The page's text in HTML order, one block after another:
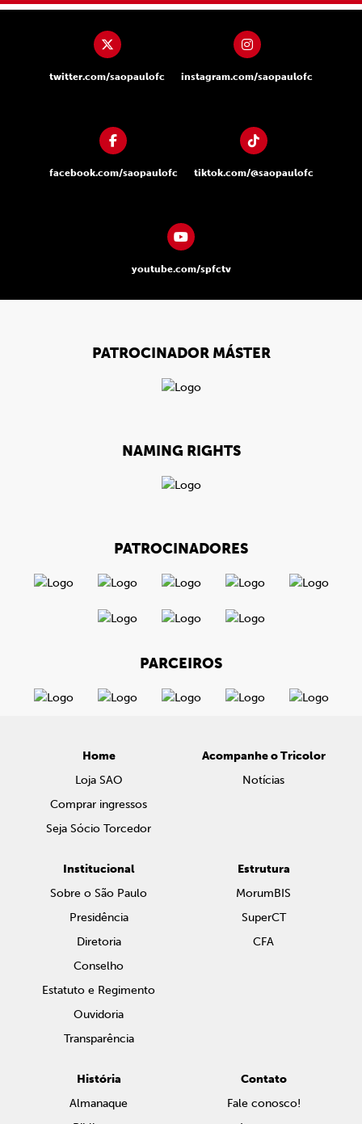
twitter.com/saopaulofc instagram.com/saopaulofc
facebook.com/saopaulofc tiktok.com/@saopaulofc
youtube.com/spfctv
PATROCINADOR MÁSTER
NAMING RIGHTS
PATROCINADORES
PARCEIROS
Home
Loja SAO
Comprar ingressos
Seja Sócio Torcedor
Acompanhe o Tricolor
Notícias
Institucional
Sobre o São Paulo
Presidência
Diretoria
Conselho
Estatuto e Regimento
Ouvidoria
Transparência
Estrutura
MorumBIS
SuperCT
CFA
História
Almanaque
Contato
Fale conosco!